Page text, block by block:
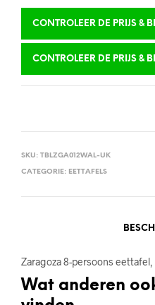
CONTROLEER DE PRIJS &
CONTROLEER DE PRIJS &
SKU: TBLZGA012WAL-UK
CATEGORIE: EETTAFELS
Zaragoza 8-persoons
Wat anderen